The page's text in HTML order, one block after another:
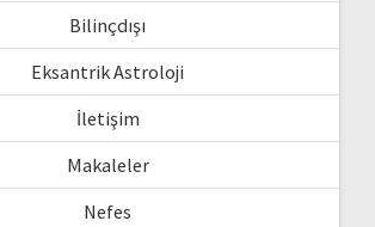
Bilinçdışı
Eksantrik Astroloji
İletişim
Makaleler
Nefes